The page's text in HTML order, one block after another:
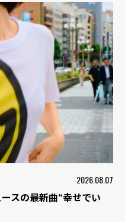
2026.08.07
スの最新曲“幸せでい